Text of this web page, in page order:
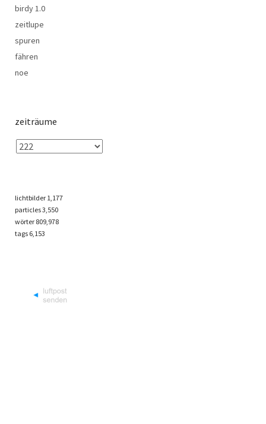
birdy 1.0
zeitlupe
spuren
fähren
noe
zeiträume
lichtbilder 1,177
particles3,550
wörter 809,978
tags 6,153